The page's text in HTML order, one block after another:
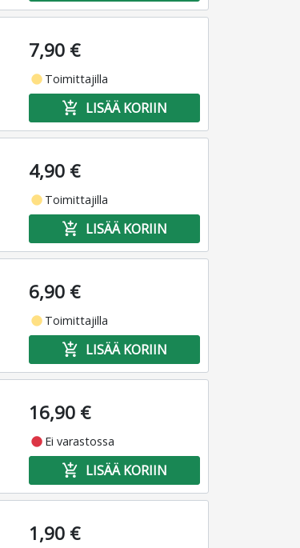
7,90 €
fiber_manual_record Toimittajilla
add_shopping_cart LISÄÄ KORIIN
4,90 €
fiber_manual_record Toimittajilla
add_shopping_cart LISÄÄ KORIIN
6,90 €
fiber_manual_record Toimittajilla
add_shopping_cart LISÄÄ KORIIN
16,90 €
fiber_manual_record Ei varastossa
add_shopping_cart LISÄÄ KORIIN
1,90 €